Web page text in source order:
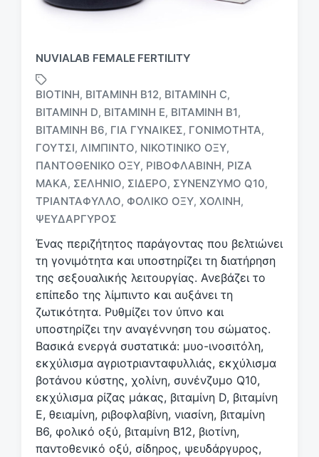
NUVIALAB FEMALE FERTILITY
ε
ε
τ
ι
έ
τ
α
ΒΙΟΤΊΝΗ, ΒΙΤΑΜΊΝΗ B12, ΒΙΤΑΜΊΝΗ C,
ΒΙΤΑΜΊΝΗ D, ΒΙΤΑΜΊΝΗ E, ΒΙΤΑΜΊΝΗ Β1,
ΒΙΤΑΜΊΝΗ Β6, ΓΙΑ ΓΥΝΑΊΚΕΣ, ΓΟΝΙΜΌΤΗΤΑ,
ΓΟΎΤΣΙ, ΛΙΜΠΊΝΤΟ, ΝΙΚΟΤΙΝΙΚΌ ΟΞΎ,
ΠΑΝΤΟΘΕΝΙΚΌ ΟΞΎ, ΡΙΒΟΦΛΑΒΊΝΗ, ΡΊΖΑ
ΜΆΚΑ, ΣΕΛΉΝΙΟ, ΣΊΔΕΡΟ, ΣΥΝΈΝΖΥΜΟ Q10,
ΤΡΙΑΝΤΆΦΥΛΛΟ, ΦΟΛΙΚΌ ΟΞΎ, ΧΟΛΊΝΗ,
ΨΕΥΔΆΡΓΥΡΟΣ
Ένας περιζήτητος παράγοντας που βελτιώνει
τη γονιμότητα και υποστηρίζει τη διατήρηση
της σεξουαλικής λειτουργίας. Ανεβάζει το
επίπεδο της λίμπιντο και αυξάνει τη
ζωτικότητα. Ρυθμίζει τον ύπνο και
υποστηρίζει την αναγέννηση του σώματος.
Βασικά ενεργά συστατικά: μυο-ινοσιτόλη,
εκχύλισμα αγριοτριανταφυλλιάς, εκχύλισμα
βοτάνου κύστης, χολίνη, συνένζυμο Q10,
εκχύλισμα ρίζας μάκας, βιταμίνη D, βιταμίνη
Ε, θειαμίνη, ριβοφλαβίνη, νιασίνη, βιταμίνη
Β6, φολικό οξύ, βιταμίνη Β12, βιοτίνη,
παντοθενικό οξύ, σίδηρος, ψευδάργυρος,